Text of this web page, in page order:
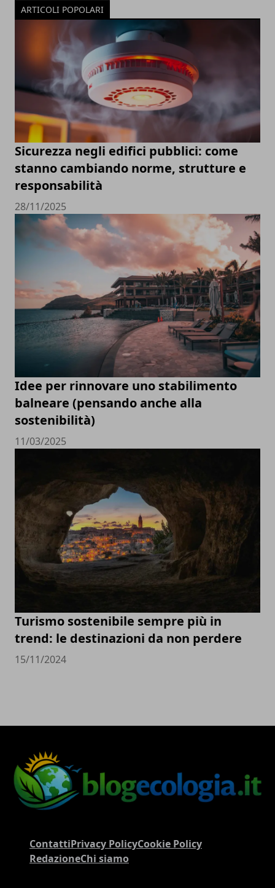
ARTICOLI POPOLARI
Sicurezza negli edifici pubblici: come
stanno cambiando norme, strutture e
responsabilità
28/11/2025
Idee per rinnovare uno stabilimento
balneare (pensando anche alla
sostenibilità)
11/03/2025
Turismo sostenibile sempre più in
trend: le destinazioni da non perdere
15/11/2024
ContattiPrivacy PolicyCookie Policy
RedazioneChi siamo